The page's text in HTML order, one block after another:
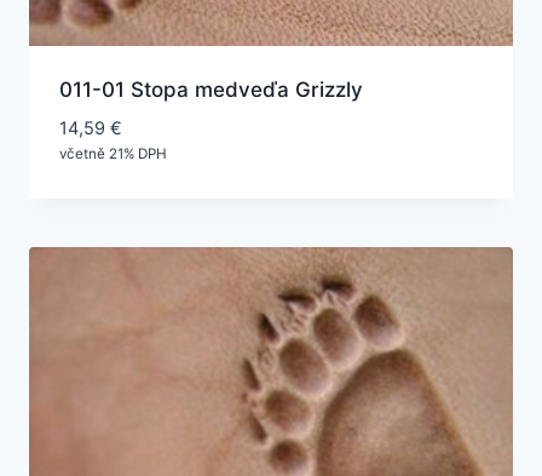
011-01 Stopa medveďa Grizzly
14,59 €
včetně 21% DPH